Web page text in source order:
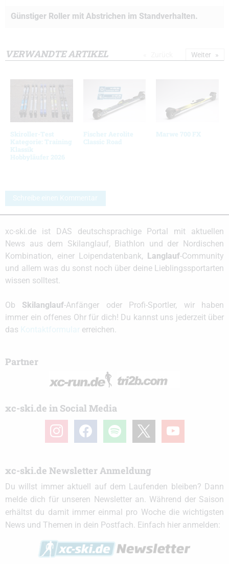
Günstiger Roller mit Abstrichen im Standverhalten.
VERWANDTE ARTIKEL
Skiroller-Test
Kategorie: Training
Klassik
Hobbyläufer 2026
Fischer Aerolite
Classic Road
Marwe 700 FX
Weiter
Schreibe einen Kommentar
xc-ski.de ist DAS deutschsprachige Portal mit aktuellen
News aus dem Skilanglauf, Biathlon und der Nordischen
Kombination, einer Loipendatenbank,
Langlauf-Community
und allem was du sonst noch über deine Lieblingssportarten
wissen solltest.
Ob Skilanglauf-Anfänger oder Profi-Sportler, wir haben
immer ein offenes Ohr für dich! Du kannst uns jederzeit über
das
erreichen.
Partner
xc-ski.de in Social Media
instagramfacebook spotify youtube
xc-ski.de Newsletter Anmeldung
Du willst immer aktuell auf dem Laufenden bleiben? Dann
melde dich für unseren Newsletter an. Während der Saison
erhältst du damit immer einmal pro Woche die wichtigsten
News und Themen in dein Postfach. Einfach hier anmelden: